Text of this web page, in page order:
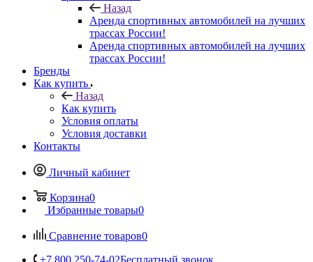
Назад
Аренда спортивных автомобилей на лучших
трассах России!
Аренда спортивных автомобилей на лучших
трассах России!
Бренды
Как купить
Назад
Как купить
Условия оплаты
Условия доставки
Контакты
Личный кабинет
Корзина0
Избранные товары0
Сравнение товаров0
+7 800 250-74-02Бесплатный звонок